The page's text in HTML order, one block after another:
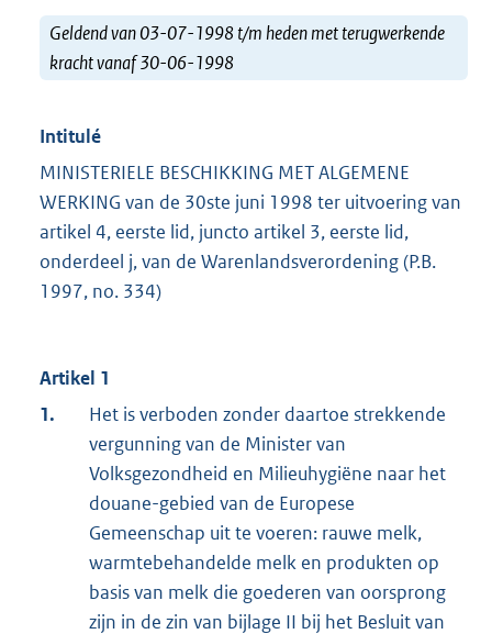
Geldend van 03-07-1998 t/m heden met terugwerkende
kracht vanaf 30-06-1998
Intitulé
MINISTERIELE BESCHIKKING MET ALGEMENE
WERKING van de 30ste juni 1998 ter uitvoering van
artikel 4, eerste lid, juncto artikel 3, eerste lid,
onderdeel j, van de Warenlandsverordening (P.B.
1997, no. 334)
Artikel 1
1.
Het is verboden zonder daartoe strekkende
vergunning van de Minister van
Volksgezondheid en Milieuhygiëne naar het
douane-gebied van de Europese
Gemeenschap uit te voeren: rauwe melk,
warmtebehandelde melk en produkten op
basis van melk die goederen van oorsprong
zijn in de zin van bijlage II bij het Besluit van